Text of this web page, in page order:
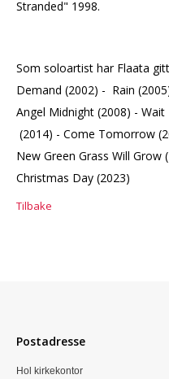
Stranded" 1998.
Som soloartist har Flaata
Demand (2002) - Rain
Angel Midnight (2008) -
(2014) - Come Tomorrow
New Green Grass Will Grow
Christmas Day (2023)
Tilbake
Postadresse
Hol kirkekontor